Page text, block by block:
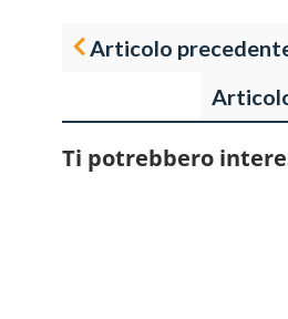
Articolo
Ti potrebbero